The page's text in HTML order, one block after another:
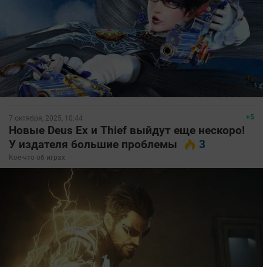
+5
7 октября, 2025, 10:44
Новые Deus Ex и Thief выйдут еще нескоро!
У издателя большие проблемы
3
Кое-что об играх